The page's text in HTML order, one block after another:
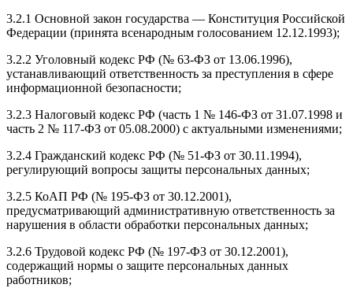
3.2.1 Основной закон государства — Конституция Российской
Федерации (принята всенародным голосованием 12.12.1993);
3.2.2 Уголовный кодекс РФ (№ 63-ФЗ от 13.06.1996),
устанавливающий ответственность за преступления в сфере
информационной безопасности;
3.2.3 Налоговый кодекс РФ (часть 1 № 146-ФЗ от 31.07.1998 и
часть 2 № 117-ФЗ от 05.08.2000) с актуальными изменениями;
3.2.4 Гражданский кодекс РФ (№ 51-ФЗ от 30.11.1994),
регулирующий вопросы защиты персональных данных;
3.2.5 КоАП РФ (№ 195-ФЗ от 30.12.2001),
предусматривающий административную ответственность за
нарушения в области обработки персональных данных;
3.2.6 Трудовой кодекс РФ (№ 197-ФЗ от 30.12.2001),
содержащий нормы о защите персональных данных
работников;